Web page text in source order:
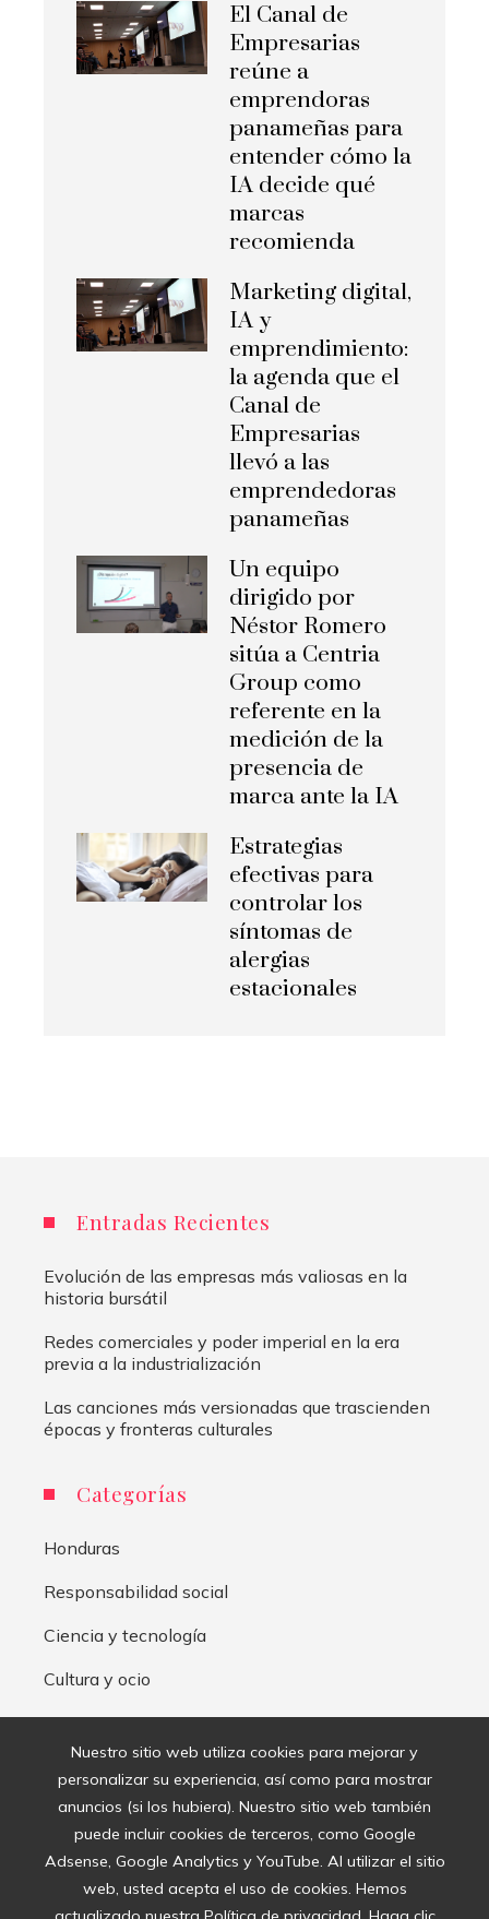
Nuestro sitio web utiliza cookies para mejorar y
personalizar su experiencia, así como para mostrar
anuncios (si los hubiera). Nuestro sitio web también
puede incluir cookies de terceros, como Google
Adsense, Google Analytics y YouTube. Al utilizar el sitio
web, usted acepta el uso de cookies. Hemos
El Canal de
Empresarias
reúne a
emprendoras
panameñas para
entender cómo la
IA decide qué
marcas
recomienda
Marketing digital,
IA y
emprendimiento:
la agenda que el
Canal de
Empresarias
llevó a las
emprendedoras
panameñas
Un equipo
dirigido por
Néstor Romero
sitúa a Centria
Group como
referente en la
medición de la
presencia de
marca ante la IA
Estrategias
efectivas para
controlar los
síntomas de
alergias
estacionales
Entradas Recientes
Evolución de las empresas más valiosas en la
historia bursátil
Redes comerciales y poder imperial en la era
previa a la industrialización
Las canciones más versionadas que trascienden
épocas y fronteras culturales
Categorías
Honduras
Responsabilidad social
Ciencia y tecnología
Cultura y ocio
Inversiones y negocios
Mapa Del Sitio
Aviso Legal
Quiénes somos